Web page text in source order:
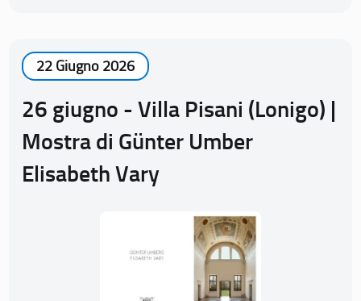
22 Giugno 2026
26 giugno - Villa Pisani (Lonigo) |
Mostra di Günter Umber
Elisabeth Vary